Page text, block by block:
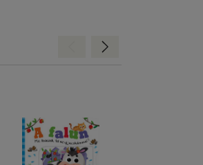
Előre